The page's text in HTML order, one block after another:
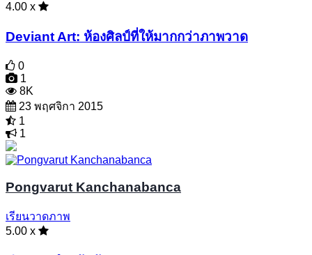
4.00 x
Deviant Art: ห้องศิลป์ที่ให้มากกว่าภาพวาด
0
1
8K
23 พฤศจิกา 2015
1
1
Pongvarut Kanchanabanca
เรียนวาดภาพ
5.00 x